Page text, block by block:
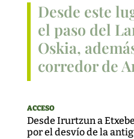
Desde este
el paso del
Oskia,
corredor de
ACCESO
Desde Irurtzun a
por el desvío de la